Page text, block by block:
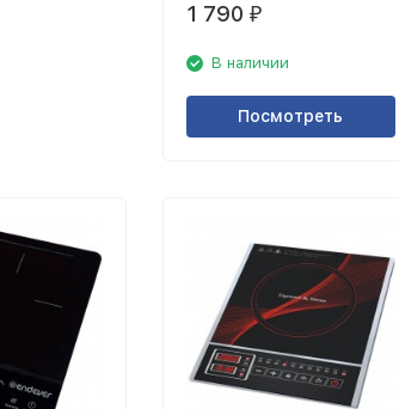
1 790 ₽
В наличии
Посмотреть